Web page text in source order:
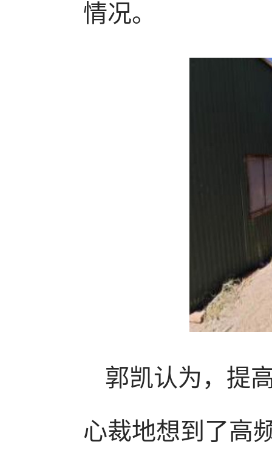
情况。
郭凯认为，提
心裁地想到了高